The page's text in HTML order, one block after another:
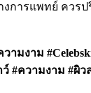
การแพทย์ ควร
ามงาม
ว์ #ความงาม #ผิว